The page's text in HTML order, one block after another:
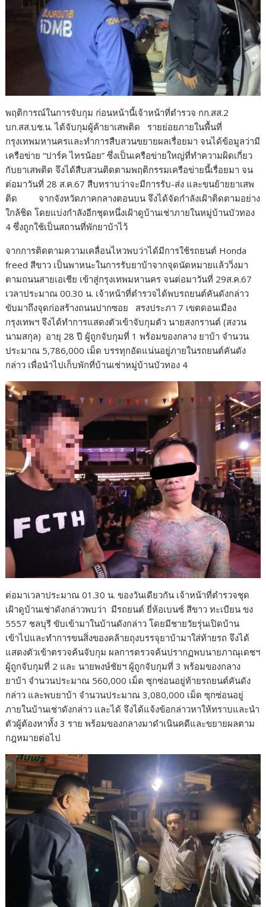
พฤติการณ์ในการจับกุม ก่อนหน้านี้เจ้าหน้าที่ตำรวจ กก.สส.2
บก.สส.บช.น. ได้จับกุมผู้ค้ายาเสพติด รายย่อยภายในพื้นที่
กรุงเทพมหานครและทำการสืบสวนขยายผลเรื่อยมา จนได้ข้อมูลว่ามี
เครือข่าย “ปาร์ค ไทรน้อย” ซึ่งเป็นเครือข่ายใหญ่ที่ทำความผิดเกี่ยว
กับยาเสพติด จึงได้สืบสวนติดตามพฤติกรรมเครือข่ายนี้เรื่อยมา จน
ต่อมาวันที่ 28 ส.ค.67 สืบทราบว่าจะมีการรับ-ส่ง และขนย้ายยาเสพ
ติด จากจังหวัดภาคกลางตอนบน จึงได้จัดกำลังเฝ้าติดตามอย่าง
ใกล้ชิด โดยแบ่งกำลังอีกชุดหนึ่งเฝ้าดูบ้านเช่าภายในหมู่บ้านบัวทอง
4 ซึ่งถูกใช้เป็นสถานที่พักยาบ้าไว้
จากการติดตามความเคลื่อนไหวพบว่าได้มีการใช้รถยนต์ Honda
freed สีขาว เป็นพาหนะในการรับยาบ้าจากจุดนัดหมายแล้ววิ่งมา
ตามถนนสายเอเชีย เข้าสู่กรุงเทพมหานคร จนต่อมาวันที่ 29ส.ค.67
เวลาประมาณ 00.30 น. เจ้าหน้าที่ตำรวจได้พบรถยนต์คันดังกล่าว
ขับมาถึงจุดก่อสร้างถนนปากซอย สรงประภา 7 เขตดอนเมือง
กรุงเทพฯ จึงได้ทำการแสดงตัวเข้าจับกุมตัว นายสงกรานต์ (สงวน
นามสกุล) อายุ 28 ปี ผู้ถูกจับกุมที่ 1 พร้อมของกลาง ยาบ้า จำนวน
ประมาณ 5,786,000 เม็ด บรรทุกอัดแน่นอยู่ภายในรถยนต์คันดัง
กล่าว เพื่อนำไปเก็บพักที่บ้านเช่าหมู่บ้านบัวทอง 4
ต่อมาเวลาประมาณ 01.30 น. ของวันเดียวกัน เจ้าหน้าที่ตำรวจชุด
เฝ้าดูบ้านเช่าดังกล่าวพบว่า มีรถยนต์ ยี่ห้อเบนซ์ สีขาว ทะเบียน ขง
5557 ชลบุรี ขับเข้ามาในบ้านดังกล่าว โดยมีชายวัยรุ่นเปิดบ้าน
เข้าไปและทำการขนสิ่งของคล้ายถุงบรรจุยาบ้ามาใส่ท้ายรถ จึงได้
แสดงตัวเข้าตรวจค้นจับกุม ผลการตรวจค้นปรากฏพบนายภาณุเดชฯ
ผู้ถูกจับกุมที่ 2 และ นายพงษ์ชัยฯ ผู้ถูกจับกุมที่ 3 พร้อมของกลาง
ยาบ้า จำนวนประมาณ 560,000 เม็ด ซุกซ่อนอยู่ท้ายรถยนต์คันดัง
กล่าว และพบยาบ้า จำนวนประมาณ 3,080,000 เม็ด ซุกซ่อนอยู่
ภายในบ้านเช่าดังกล่าว และได้ จึงได้แจ้งข้อกล่าวหาให้ทราบและนำ
ตัวผู้ต้องหาทั้ง 3 ราย พร้อมของกลางมาดำเนินคดีและขยายผลตาม
กฎหมายต่อไป